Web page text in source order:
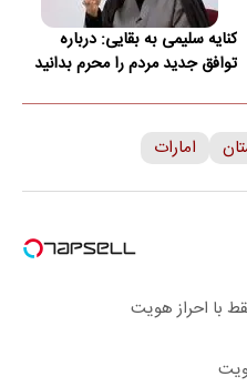
کنایه سلیمی به بقایی: درباره
توافق جدید مردم را محرم بدانید
امارات